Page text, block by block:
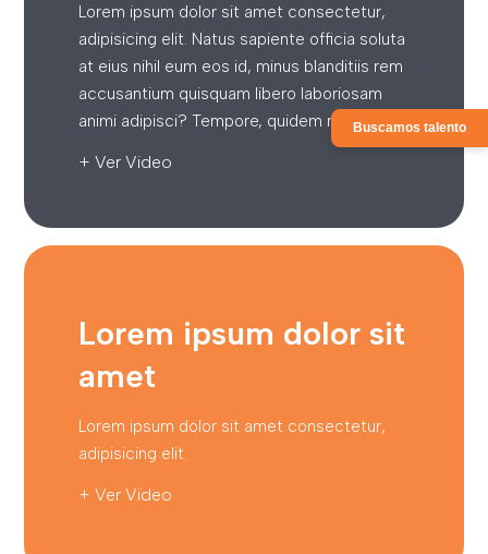
Lorem ipsum dolor sit amet consectetur,
adipisicing elit. Natus sapiente officia soluta
at eius nihil eum eos id, minus blanditiis rem
accusantium quisquam libero laboriosam
animi adipisci? Tempore, quidem nesciunt.
+ Ver Video
Lorem ipsum dolor sit
amet
Lorem ipsum dolor sit amet consectetur,
adipisicing elit.
+ Ver Video
Buscamos talento